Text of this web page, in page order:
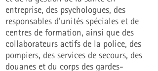
entreprise, des psychologues, des
responsables d'unités spéciales et de
centres de formation, ainsi que des
collaborateurs actifs de la police, des
pompiers, des services de secours, des
douanes et du corps des gardes-